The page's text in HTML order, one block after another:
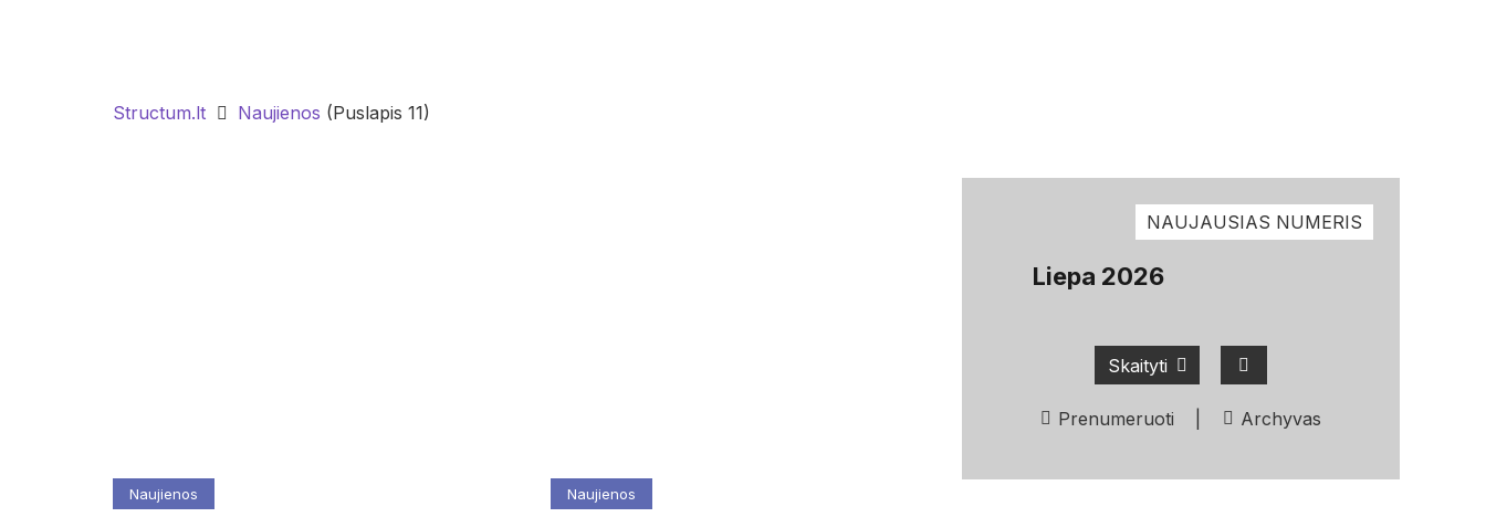
Structum.lt Naujienos (Puslapis 11)
Naujienos
Naujienos
NAUJAUSIAS NUMERIS
Liepa 2026
Skaityti
Prenumeruoti Archyvas